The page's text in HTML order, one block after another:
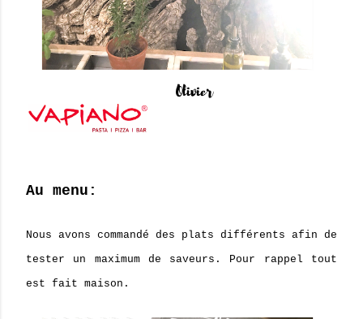
Au menu:
Nous avons commandé des plats différents afin de
tester un maximum de saveurs. Pour rappel tout
est fait maison.